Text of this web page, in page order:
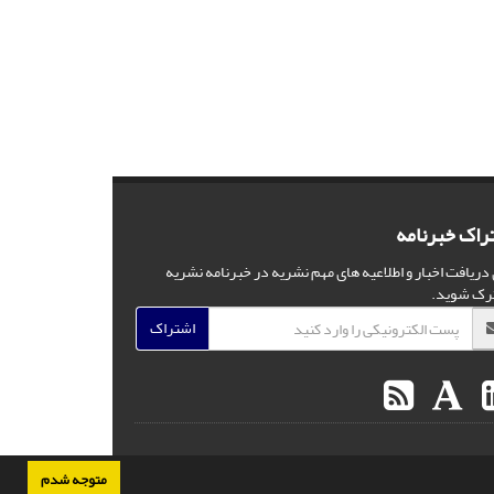
متوجه شدم
خبرنامه
دریافت اخبار و اطلاعیه های مهم نشریه در خبرنامه نشریه
شوید.
اشتراک